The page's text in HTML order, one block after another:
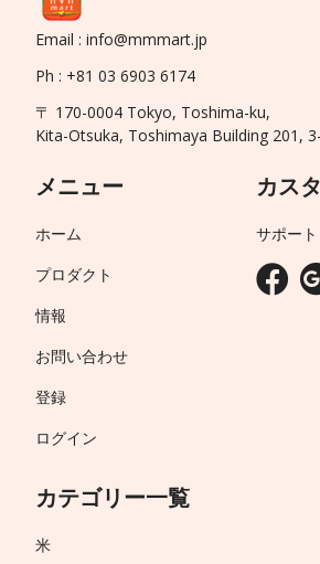
Email : info@mmmart.jp
Ph : +81 03 6903 6174
〒 170-0004 Tokyo, Toshima-ku,
Kita-Otsuka, Toshimaya Building 201,
メニュー
ホーム
プロダクト
情報
お問い合わせ
登録
ログイン
カテゴリー一覧
米
カス
サポート